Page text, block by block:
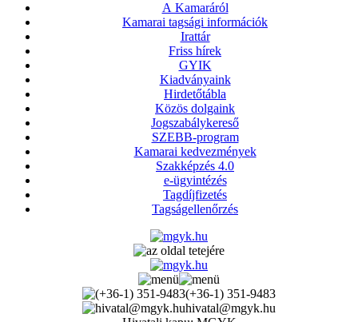
A Kamaráról
Kamarai tagsági információk
Irattár
Friss hírek
GYIK
Kiadványaink
Hirdetőtábla
Közös dolgaink
Jogszabálykereső
SZEBB-program
Kamarai kedvezmények
Szakképzés 4.0
e-ügyintézés
Tagdíjfizetés
Tagságellenőrzés
(+36-1) 351-9483
hivatal@mgyk.hu